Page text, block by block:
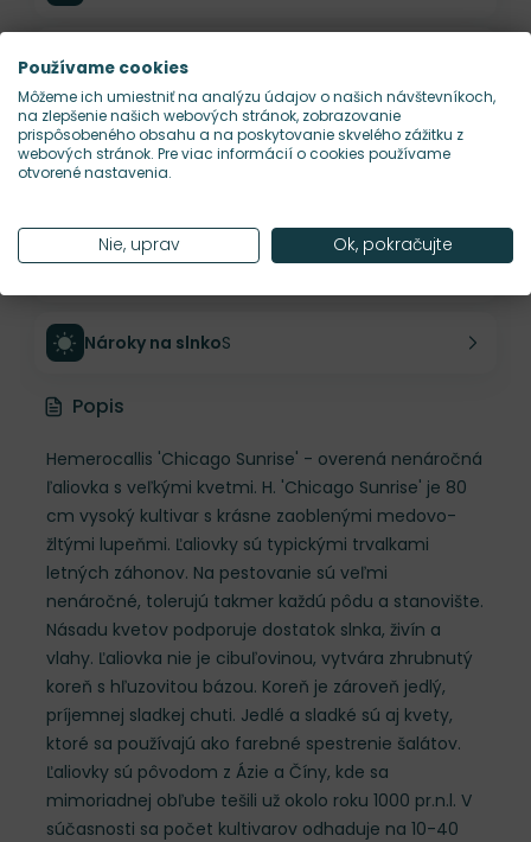
Výška rastliny
Šírka rastliny50 cm
Hustota výsadby4 ks/m²
Nároky na slnkoS
Popis
Hemerocallis 'Chicago Sunrise' - overená nenáročná
ľaliovka s veľkými kvetmi. H. 'Chicago Sunrise' je 80
cm vysoký kultivar s krásne zaoblenými medovo-
žltými lupeňmi. Ľaliovky sú typickými trvalkami
letných záhonov. Na pestovanie sú veľmi
nenáročné, tolerujú takmer každú pôdu a stanovište.
Násadu kvetov podporuje dostatok slnka, živín a
vlahy. Ľaliovka nie je cibuľovinou, vytvára zhrubnutý
koreň s hľuzovitou bázou. Koreň je zároveň jedlý,
príjemnej sladkej chuti. Jedlé a sladké sú aj kvety,
ktoré sa používajú ako farebné spestrenie šalátov.
Ľaliovky sú pôvodom z Ázie a Číny, kde sa
mimoriadnej obľube tešili už okolo roku 1000 pr.n.l. V
súčasnosti sa počet kultivarov odhaduje na 10-40
Používame cookies
Môžeme ich umiestniť na analýzu údajov o našich návštevníkoch,
na zlepšenie našich webových stránok, zobrazovanie
prispôsobeného obsahu a na poskytovanie skvelého zážitku z
webových stránok. Pre viac informácií o cookies používame
otvorené nastavenia.
Nie, uprav Ok, pokračujte